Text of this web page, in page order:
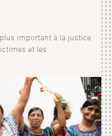
important à la justice
et les